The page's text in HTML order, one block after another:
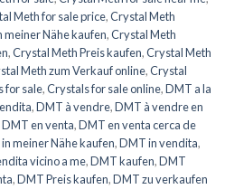
Meth for sale price,Crystal Meth
meiner Nähe kaufen,Crystal Meth
,Crystal Meth Preis kaufen,Crystal Meth
Meth zum Verkauf online,Crystal
for sale,Crystals for sale online,DMT a la
,DMT à vendre,DMT à vendre en
DMT en venta,DMT en venta cerca de
meiner Nähe kaufen,DMT in vendita,
vicino a me,DMT kaufen,DMT
,DMT Preis kaufen,DMT zu verkaufen